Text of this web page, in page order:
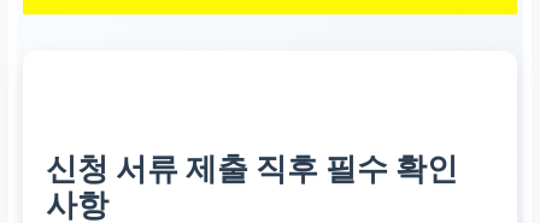
신청 서류 제출 직후 필수 확인
사항